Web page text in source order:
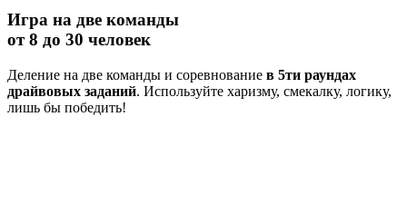
Игра на две команды
от 8 до 30 человек
Деление на две команды и соревнование в 5ти раундах
драйвовых заданий. Используйте харизму, смекалку, логику,
лишь бы победить!